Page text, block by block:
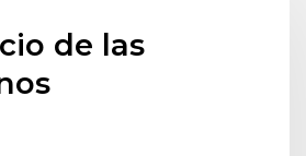
de las